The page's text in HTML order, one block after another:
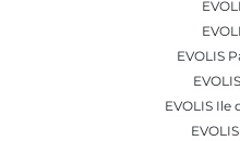
EVOLIS
EVOLIS Ile